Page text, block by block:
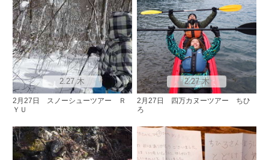
2.27 木
2月27日 スノーシューツアー Ｒ
ＹＵ
2.27 木
2月27日 四万カヌーツアー ちひ
ろ